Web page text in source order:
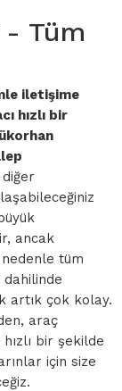
- Tüm
iletişime
hızlı bir
ancak
tüm
artık çok kolay.
araç
bir şekilde
için size